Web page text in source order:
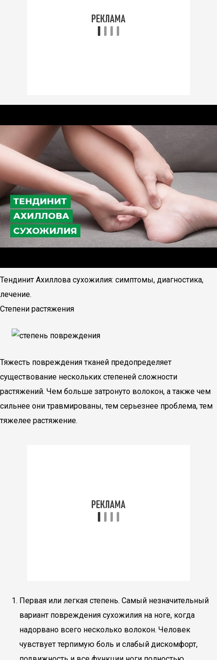
Тендинит Ахиллова сухожилия: симптомы, диагностика,
лечение.
Степени растяжения
Тяжесть повреждения тканей предопределяет
существование нескольких степеней сложности
растяжений. Чем больше затронуто волокон, а также чем
сильнее они травмированы, тем серьезнее проблема, тем
тяжелее растяжение.
Первая или легкая степень. Самый незначительный
вариант повреждения сухожилия на ноге, когда
надорвано всего несколько волокон. Человек
чувствует терпимую боль и слабый дискомфорт,